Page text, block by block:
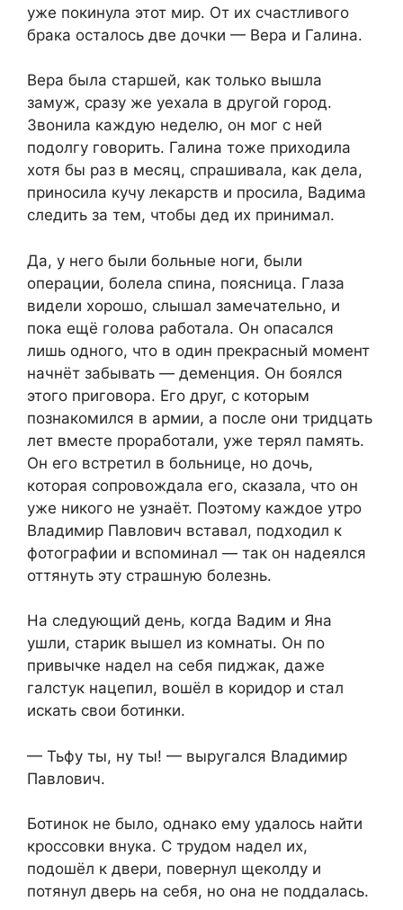
уже покинула этот мир. От их счастливого
брака осталось две дочки — Вера и Галина.
Вера была старшей, как только вышла
замуж, сразу же уехала в другой город.
Звонила каждую неделю, он мог с ней
подолгу говорить. Галина тоже приходила
хотя бы раз в месяц, спрашивала, как дела,
приносила кучу лекарств и просила, Вадима
следить за тем, чтобы дед их принимал.
Да, у него были больные ноги, были
операции, болела спина, поясница. Глаза
видели хорошо, слышал замечательно, и
пока ещё голова работала. Он опасался
лишь одного, что в один прекрасный момент
начнёт забывать — деменция. Он боялся
этого приговора. Его друг, с которым
познакомился в армии, а после они тридцать
лет вместе проработали, уже терял память.
Он его встретил в больнице, но дочь,
которая сопровождала его, сказала, что он
уже никого не узнаёт. Поэтому каждое утро
Владимир Павлович вставал, подходил к
фотографии и вспоминал — так он надеялся
оттянуть эту страшную болезнь.
На следующий день, когда Вадим и Яна
ушли, старик вышел из комнаты. Он по
привычке надел на себя пиджак, даже
галстук нацепил, вошёл в коридор и стал
искать свои ботинки.
— Тьфу ты, ну ты! — выругался Владимир
Павлович.
Ботинок не было, однако ему удалось найти
кроссовки внука. С трудом надел их,
подошёл к двери, повернул щеколду и
потянул дверь на себя, но она не поддалась.